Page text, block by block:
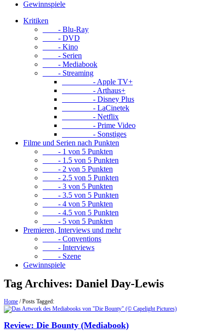
Gewinnspiele
Kritiken
- Blu-Ray
- DVD
- Kino
- Serien
- Mediabook
- Streaming
- Apple TV+
- Arthaus+
- Disney Plus
- LaCinetek
- Netflix
- Prime Video
- Sonstiges
Filme und Serien nach Punkten
- 1 von 5 Punkten
- 1.5 von 5 Punkten
- 2 von 5 Punkten
- 2.5 von 5 Punkten
- 3 von 5 Punkten
- 3.5 von 5 Punkten
- 4 von 5 Punkten
- 4.5 von 5 Punkten
- 5 von 5 Punkten
Premieren, Interviews und mehr
- Conventions
- Interviews
- Szene
Gewinnspiele
Tag Archives: Daniel Day-Lewis
Home /Posts Tagged:
Review: Die Bounty (Mediabook)